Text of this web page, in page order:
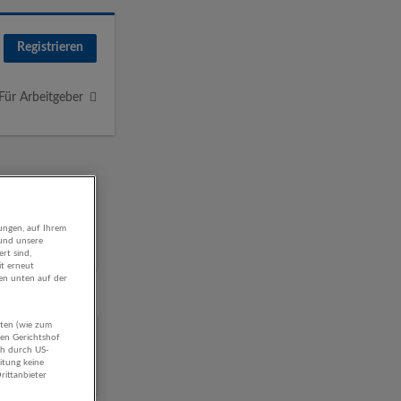
Registrieren
Für Arbeitgeber
auf Ihrem
unsere
sind,
erneut
unten auf der
(wie zum
Gerichtshof
durch US-
keine